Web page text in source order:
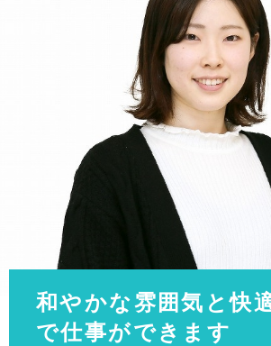
和やかな雰囲気と快
で仕事ができます